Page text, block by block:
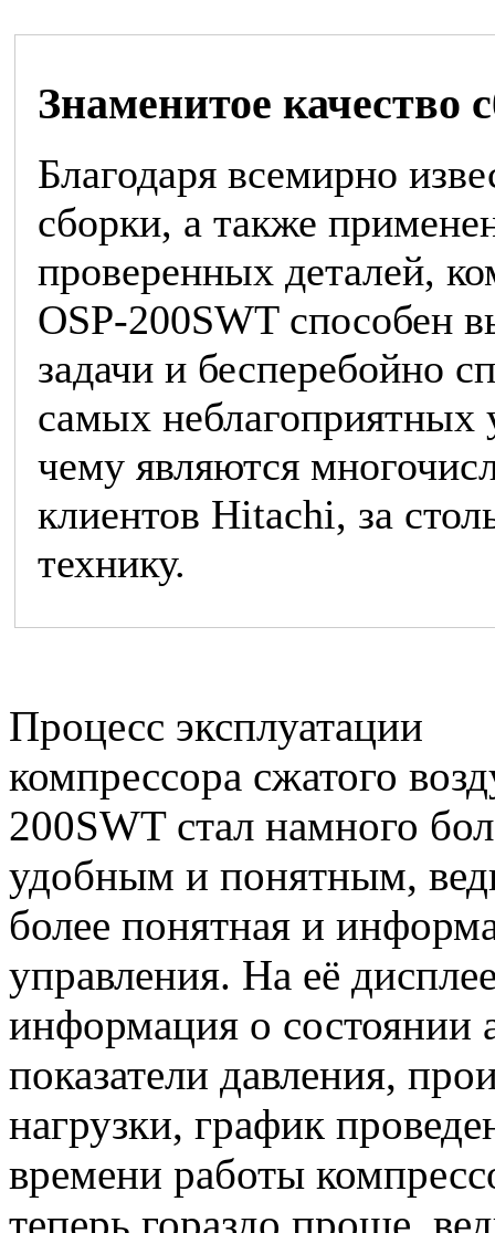
Знаменитое качество
Благодаря всемирно
сборки, а также
проверенных деталей,
OSP-200SWT способен
задачи и бесперебойно
самых неблагоприятных
чему являются
клиентов Hitachi, за
технику.
Процесс эксплуатации
компрессора сжатого
200SWT стал намного
удобным и понятным,
более понятная и
управления. На её
информация о состоянии
показатели давления,
нагрузки, график
времени работы
теперь гораздо проще,